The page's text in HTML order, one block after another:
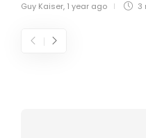
Guy Kaiser, 1 year ago 3